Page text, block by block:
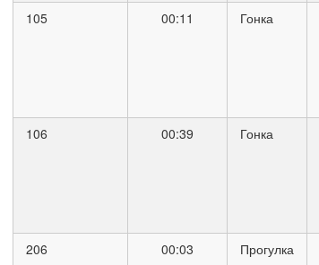
105 00:11 Гонка
106 00:39 Гонка
206 00:03 Прогулка